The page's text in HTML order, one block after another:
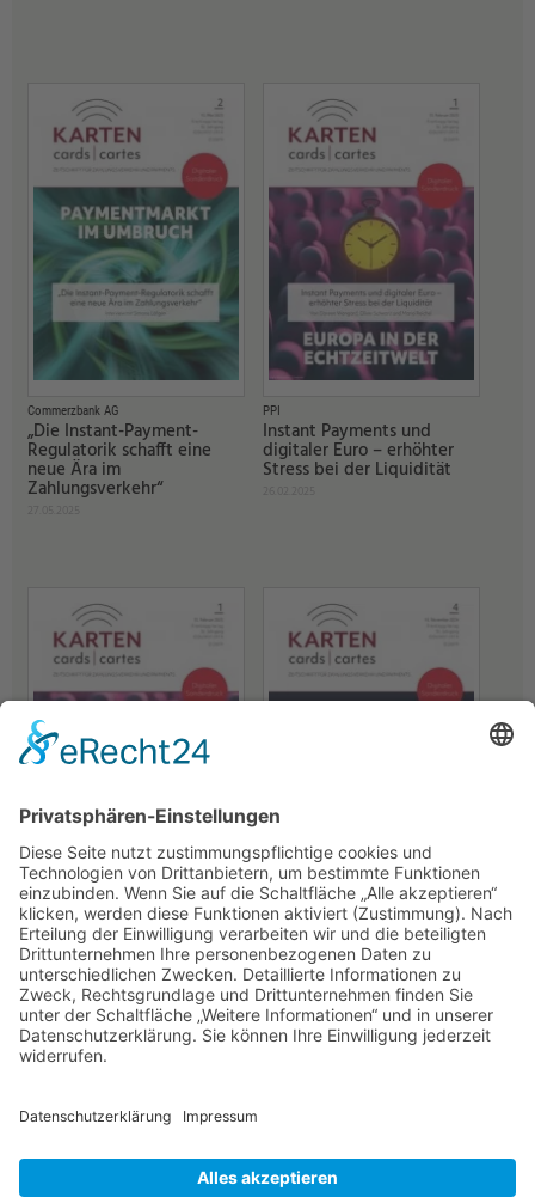
Commerzbank AG
„Die Instant-Payment-
Regulatorik schafft eine
neue Ära im
Zahlungsverkehr“
PPI
Instant Payments und
digitaler Euro – erhöhter
Stress bei der Liquidität
Fair Isaac Deutschland GmbH
Verbraucherschutz als
Erfolgsfaktor für
Echtzeitzahlungen
25.02.2025
Thoughtworks Germany GmbH
Echtzeitzahlungen bieten
allen Beteiligten einen
Nutzen
13.12.2024
NACH OBEN
Alle Rechte vorbehalten: Verlagsgruppe Knapp - Richardi -